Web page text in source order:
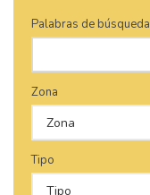
Palabras de búsqueda
Zona
Zona
Tipo
Tipo